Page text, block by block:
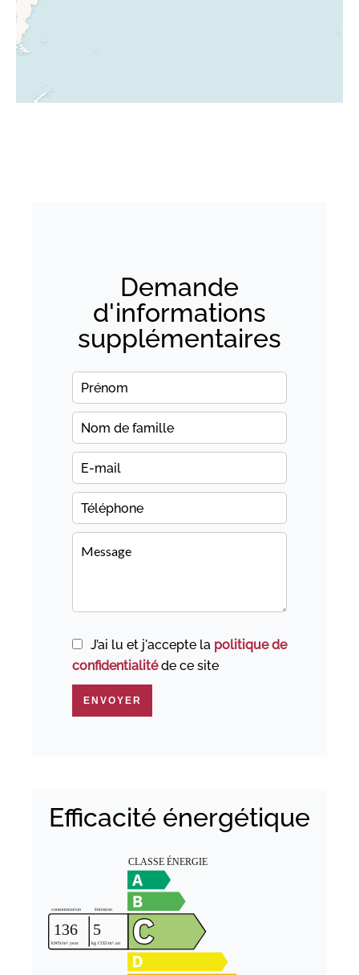
Demande
d'informations
supplémentaires
J’ai lu et j'accepte la politique de
confidentialitéde ce site
ENVOYER
Efficacité énergétique